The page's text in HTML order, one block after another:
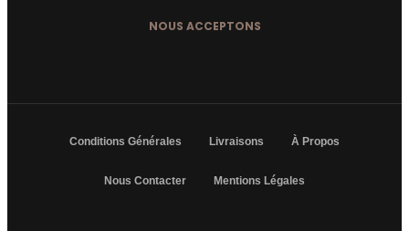
NOUS ACCEPTONS
Conditions Générales Livraisons À Propos
Nous Contacter Mentions Légales